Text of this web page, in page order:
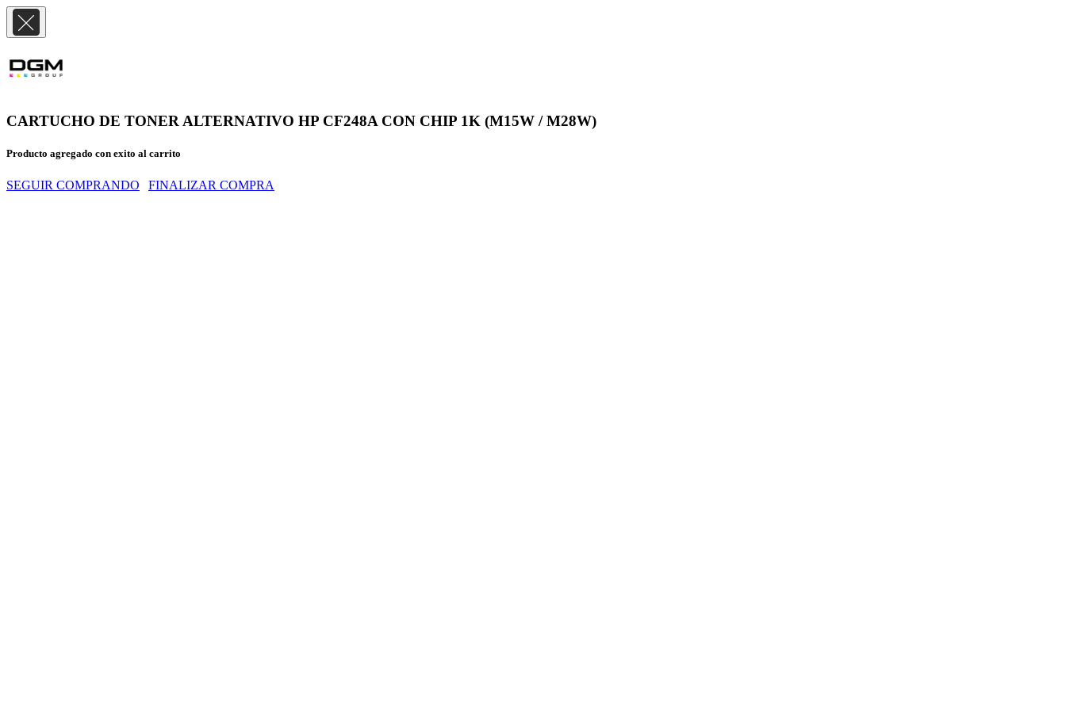
CARTUCHO DE TONER ALTERNATIVO HP CF248A CON CHIP 1K (M15W / M28W)
Producto agregado con exito al carrito
SEGUIR COMPRANDO FINALIZAR COMPRA